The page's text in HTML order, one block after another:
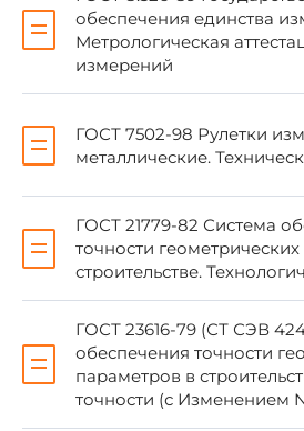
ТЕХНИЧЕСКИЕ ДОУМЕНТЫ
Обозначение НТД, на
ГОСТ 8.326-89
ГОСТ 7502-98
ГОСТ 21779-82
обеспечения единства
Метрологическая
измерений
ГОСТ 7502-98 Рулетки
металлические.
ГОСТ 21779-82 Система
точности
строительстве.
ГОСТ 23616-79 (СТ СЭВ
обеспечения точности
параметров в
точности (с Изменением